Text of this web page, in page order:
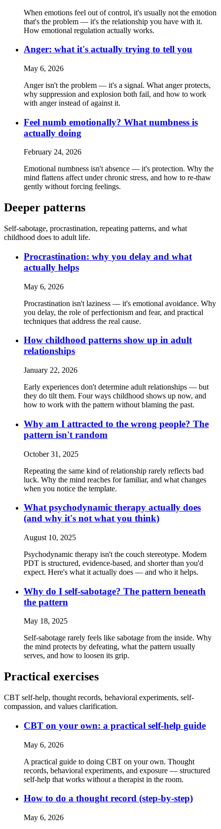
When emotions feel out of control, it's usually not the emotion
that's the problem — it's the relationship you have with it.
How emotional regulation actually works.
Anger: what it's actually trying to tell you
May 6, 2026
Anger isn't the problem — it's a signal. What anger protects,
why suppression and explosion both fail, and how to work
with anger instead of against it.
Feel numb emotionally? What numbness is
actually doing
February 24, 2026
Emotional numbness isn't absence — it's protection. Why the
mind flattens affect under chronic stress, and how to re-thaw
gently without forcing feelings.
Deeper patterns
Self-sabotage, procrastination, repeating patterns, and what
childhood does to adult life.
Procrastination: why you delay and what
actually helps
May 6, 2026
Procrastination isn't laziness — it's emotional avoidance. Why
you delay, the role of perfectionism and fear, and practical
techniques that address the real cause.
How childhood patterns show up in adult
relationships
January 22, 2026
Early experiences don't determine adult relationships — but
they do tilt them. Four ways childhood shows up now, and
how to work with the pattern without blaming the past.
Why am I attracted to the wrong people? The
pattern isn't random
October 31, 2025
Repeating the same kind of relationship rarely reflects bad
luck. Why the mind reaches for familiar, and what changes
when you notice the template.
What psychodynamic therapy actually does
(and why it's not what you think)
August 10, 2025
Psychodynamic therapy isn't the couch stereotype. Modern
PDT is structured, evidence-based, and shorter than you'd
expect. Here's what it actually does — and who it helps.
Why do I self-sabotage? The pattern beneath
the pattern
May 18, 2025
Self-sabotage rarely feels like sabotage from the inside. Why
the mind protects by defeating, what the pattern usually
serves, and how to loosen its grip.
Practical exercises
CBT self-help, thought records, behavioral experiments, self-
compassion, and values clarification.
CBT on your own: a practical self-help guide
May 6, 2026
A practical guide to doing CBT on your own. Thought
records, behavioral experiments, and exposure — structured
self-help that works without a therapist in the room.
How to do a thought record (step-by-step)
May 6, 2026